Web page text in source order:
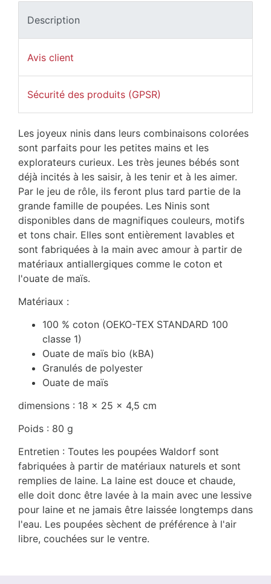
Description
Avis client
Sécurité des produits (GPSR)
Les joyeux ninis dans leurs combinaisons colorées
sont parfaits pour les petites mains et les
explorateurs curieux. Les très jeunes bébés sont
déjà incités à les saisir, à les tenir et à les aimer.
Par le jeu de rôle, ils feront plus tard partie de la
grande famille de poupées. Les Ninis sont
disponibles dans de magnifiques couleurs, motifs
et tons chair. Elles sont entièrement lavables et
sont fabriquées à la main avec amour à partir de
matériaux antiallergiques comme le coton et
l'ouate de maïs.
Matériaux :
100 % coton (OEKO-TEX STANDARD 100
classe 1)
Ouate de maïs bio (kBA)
Granulés de polyester
Ouate de maïs
dimensions : 18 x 25 x 4,5 cm
Poids : 80 g
Entretien : Toutes les poupées Waldorf sont
fabriquées à partir de matériaux naturels et sont
remplies de laine. La laine est douce et chaude,
elle doit donc être lavée à la main avec une lessive
pour laine et ne jamais être laissée longtemps dans
l'eau. Les poupées sèchent de préférence à l'air
libre, couchées sur le ventre.